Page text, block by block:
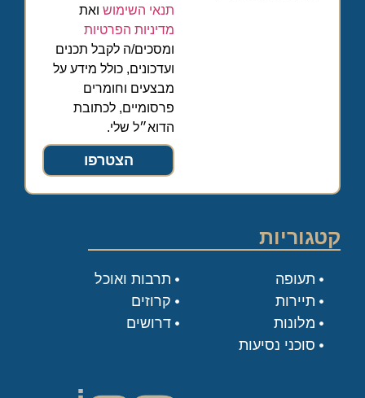
תנאי השימוש ואת
מדיניות הפרטיות
ומסכים/ה לקבל תכנים
ועדכונים, כולל מידע על
מבצעים וחומרים
פרסומיים, לכתובת
הדוא״ל שלי.
הצטרפו
קטגוריות
תעופה
תיירות
מלונות
סוכני נסיעות
תרבות ואוכל
קרוזים
דרושים